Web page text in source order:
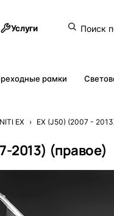
Услуги
рамки
EX › EX (J50) (2007 -
2013) (правое)